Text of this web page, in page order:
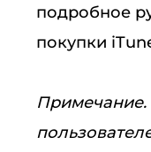
подробное
покупки
Примечание.